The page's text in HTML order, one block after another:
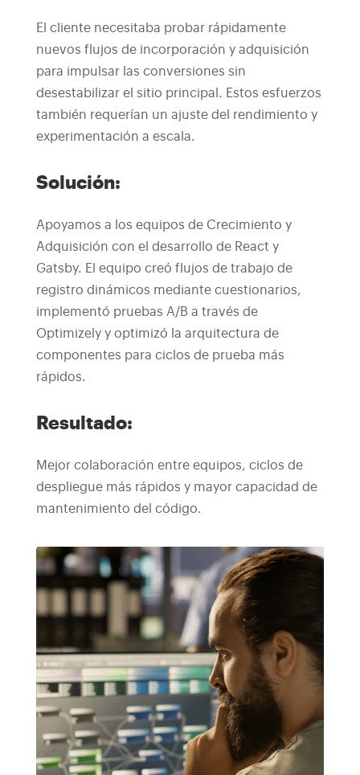
El cliente necesitaba probar rápidamente
nuevos flujos de incorporación y adquisición
para impulsar las conversiones sin
desestabilizar el sitio principal. Estos esfuerzos
también requerían un ajuste del rendimiento y
experimentación a escala.
Solución:
Apoyamos a los equipos de Crecimiento y
Adquisición con el desarrollo de React y
Gatsby. El equipo creó flujos de trabajo de
registro dinámicos mediante cuestionarios,
implementó pruebas A/B a través de
Optimizely y optimizó la arquitectura de
componentes para ciclos de prueba más
rápidos.
Resultado:
Mejor colaboración entre equipos, ciclos de
despliegue más rápidos y mayor capacidad de
mantenimiento del código.